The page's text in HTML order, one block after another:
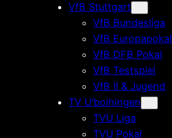
VfB Stuttgart
VfB Bundesliga
VfB Europapokal
VfB DFB Pokal
VfB Testspiel
VfB II & Jugend
TV U’boihingen
TVU Liga
TVU Pokal